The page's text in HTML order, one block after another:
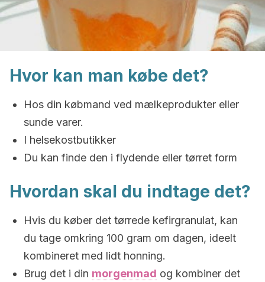
Hvor kan man købe det?
Hos din købmand ved mælkeprodukter eller
sunde varer.
I helsekostbutikker
Du kan finde den i flydende eller tørret form
Hvordan skal du indtage det?
Hvis du køber det tørrede kefirgranulat, kan
du tage omkring 100 gram om dagen, ideelt
kombineret med lidt honning.
Brug det i din morgenmad og kombiner det